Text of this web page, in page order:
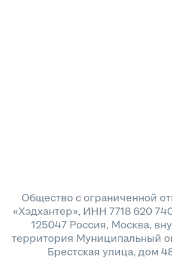
Общество с ограниченной
«Хэдхантер», ИНН 7718 620
125047 Россия, Москва,
территория Муниципальный
Брестская улица, дом